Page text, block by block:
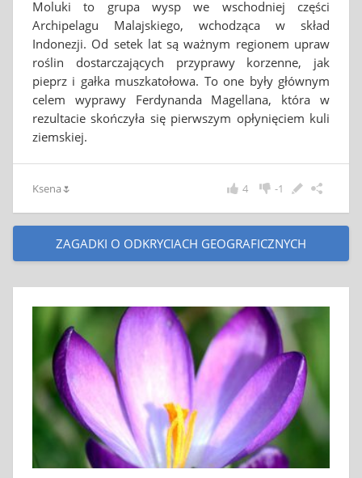
Moluki to grupa wysp we wschodniej części
Archipelagu Malajskiego, wchodząca w skład
Indonezji. Od setek lat są ważnym regionem upraw
roślin dostarczających przyprawy korzenne, jak
pieprz i gałka muszkatołowa. To one były głównym
celem wyprawy Ferdynanda Magellana, która w
rezultacie skończyła się pierwszym opłynięciem kuli
ziemskiej.
Ksena🌷 -1
4
ZAGADKI O ODKRYCIACH GEOGRAFICZNYCH